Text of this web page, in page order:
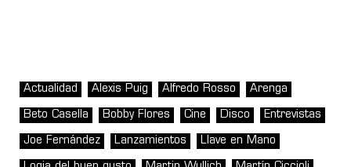
Actualidad Alexis Puig Alfredo Rosso Arenga
Beto Casella Bobby Flores Cine Disco Entrevistas
Joe Fernández Lanzamientos Llave en Mano